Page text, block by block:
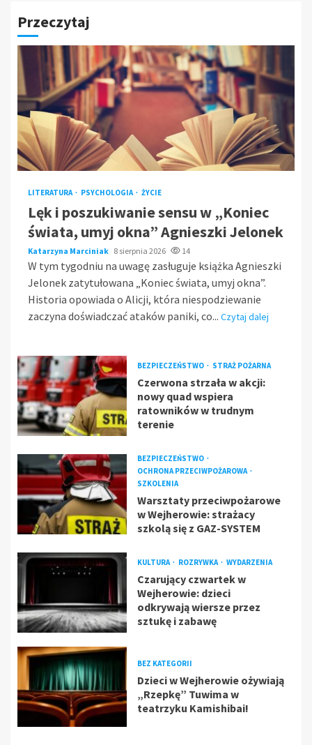
Przeczytaj
LITERATURA PSYCHOLOGIA ŻYCIE
Lęk i poszukiwanie sensu w „Koniec
świata, umyj okna” Agnieszki Jelonek
Katarzyna Marciniak 8 sierpnia 2026 14
W tym tygodniu na uwagę zasługuje książka Agnieszki
Jelonek zatytułowana „Koniec świata, umyj okna”.
Historia opowiada o Alicji, która niespodziewanie
zaczyna doświadczać ataków paniki, co... Czytaj dalej
BEZPIECZEŃSTWO STRAŻ POŻARNA
Czerwona strzała w akcji:
nowy quad wspiera
ratowników w trudnym
terenie
BEZPIECZEŃSTWO
OCHRONA PRZECIWPOŻAROWA
SZKOLENIA
Warsztaty przeciwpożarowe
w Wejherowie: strażacy
szkolą się z GAZ-SYSTEM
KULTURA ROZRYWKA WYDARZENIA
Czarujący czwartek w
Wejherowie: dzieci
odkrywają wiersze przez
sztukę i zabawę
BEZ KATEGORII
Dzieci w Wejherowie ożywiają
„Rzepkę” Tuwima w
teatrzyku Kamishibai!